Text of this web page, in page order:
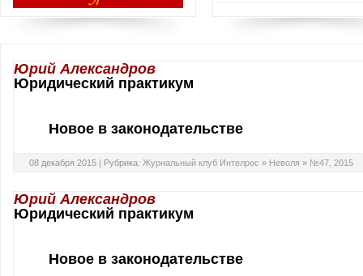
Юрий Александров
Юридический практикум
Новое в законодательстве
08 декабря 2015 | Рубрика: Журнальный клуб Интелрос » Неволя » №47, 2015
Юрий Александров
Юридический практикум
Новое в законодательстве